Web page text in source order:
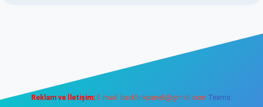
Reklam ve İletişim: E-mail: backlinkpaneli@gmail.com Teams: